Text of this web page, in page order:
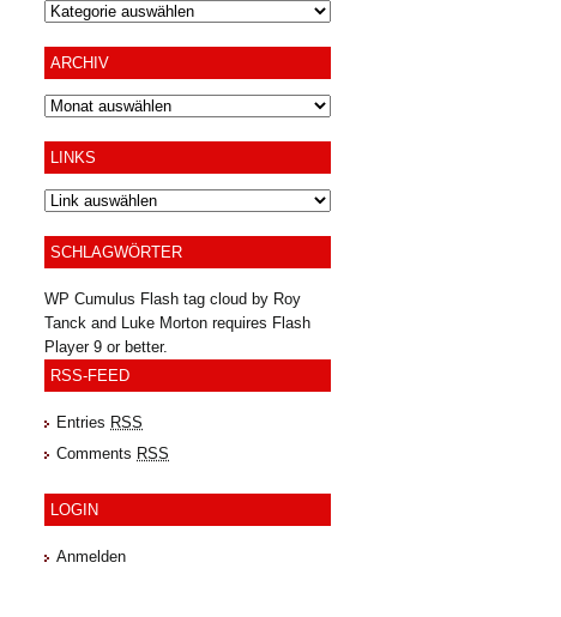
ARCHIV
Archiv
LINKS
SCHLAGWÖRTER
WP Cumulus Flash tag cloud by Roy
Tanck and Luke Morton requires Flash
Player9 or better.
RSS-FEED
Entries RSS
Comments RSS
LOGIN
Anmelden